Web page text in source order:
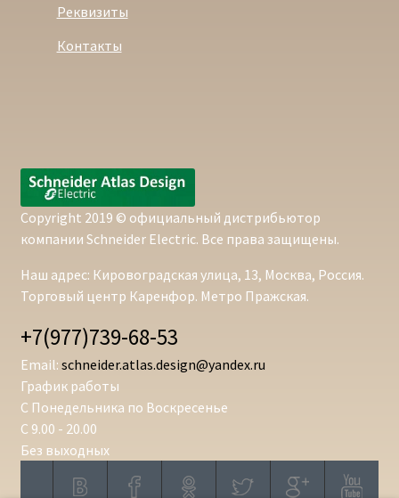
Реквизиты
Контакты
Copyright 2019 © официальный дистрибьютор
компании Schneider Electric. Все права защищены.
Наш адрес: Кировоградская улица, 13, Москва, Россия.
Торговый центр Каренфор. Метро Пражская.
+7(977)739-68-53
Email: schneider.atlas.design@yandex.ru
График работы
С Понедельника по Воскресенье
С 9.00 - 20.00
Без выходных